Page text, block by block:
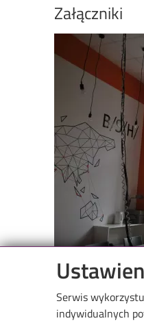
Serwis
indywidualnych
Załączniki
Image